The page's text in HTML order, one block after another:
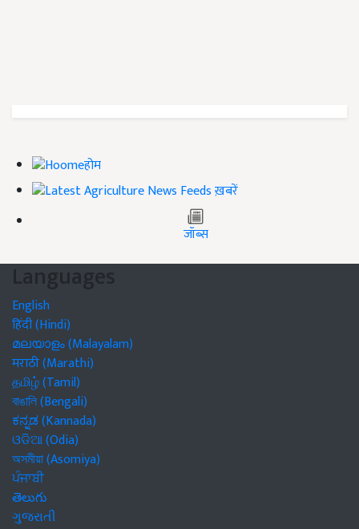
होम
ख़बरें
जॉब्स
Languages
English
हिंदी (Hindi)
മലയാളം (Malayalam)
मराठी (Marathi)
தமிழ் (Tamil)
বাঙালি (Bengali)
ಕನ್ನಡ (Kannada)
ଓଡିଆ (Odia)
অসমীয়া (Asomiya)
ਪੰਜਾਬੀ
తెలుగు
ગુજરાતી